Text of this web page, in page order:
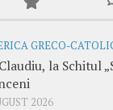
GRECO-
la Schitul
2026